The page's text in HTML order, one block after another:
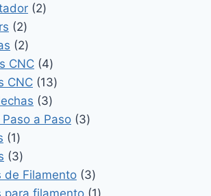
22
22
productos
22
productos
CNC 44
productos
CNC 1313
33
productos
a Paso 33
11
producto
33
productos
de Filamento 33
productos
1